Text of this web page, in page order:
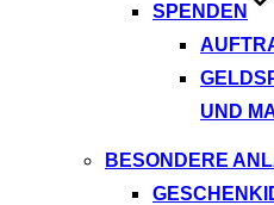
SPENDEN
UND
BESONDERE